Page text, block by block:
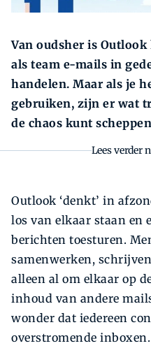
Van oudsher is
als team e-mails in
handelen. Maar als je
gebruiken, zijn er wat
de chaos kunt
Lees verder
Outlook ‘denkt’ in
los van elkaar staan en
berichten toesturen.
samenwerken,
alleen al om elkaar op
inhoud van andere
wonder dat iedereen
overstromende inboxen.